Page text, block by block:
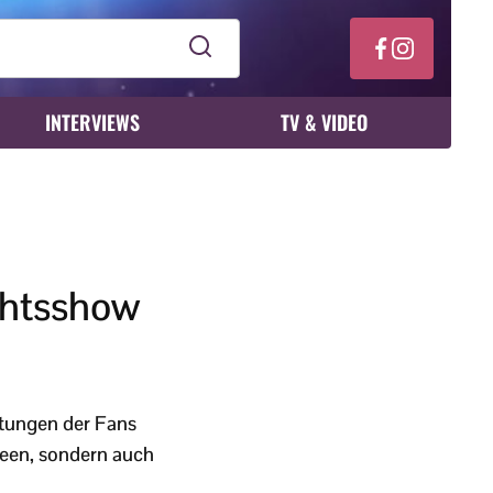
INTERVIEWS TV & VIDEO
der Fans
sondern auch